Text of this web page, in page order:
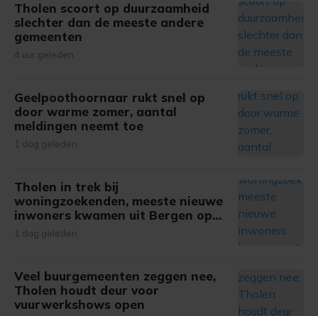
Tholen scoort op duurzaamheid
slechter dan de meeste andere
gemeenten
4 uur geleden
Geelpoothoornaar rukt snel op
door warme zomer, aantal
meldingen neemt toe
1 dag geleden
Tholen in trek bij
woningzoekenden, meeste nieuwe
inwoners kwamen uit Bergen op
Zoom
1 dag geleden
Veel buurgemeenten zeggen nee,
Tholen houdt deur voor
vuurwerkshows open